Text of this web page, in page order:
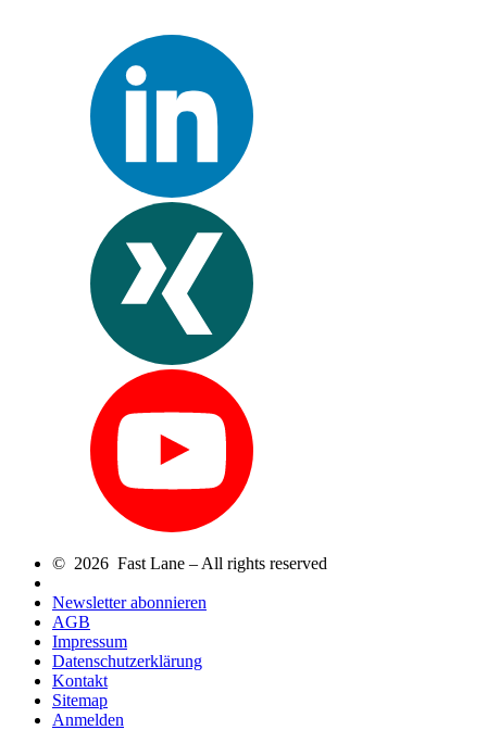
© 2026 Fast Lane – All rights reserved
Newsletter abonnieren
AGB
Impressum
Datenschutzerklärung
Kontakt
Sitemap
Anmelden